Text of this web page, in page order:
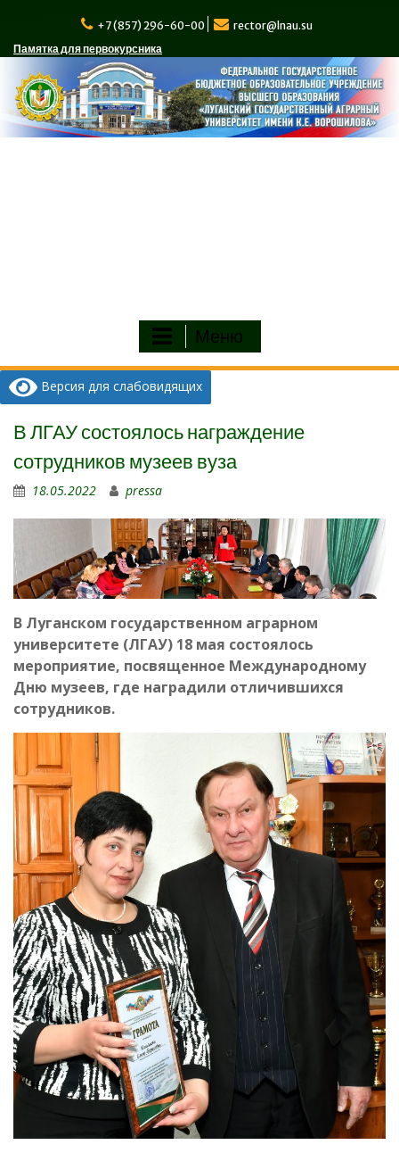
содержимому
+7 (857) 296-60-00
rector@lnau.su
Памятка для первокурсника
Меню
Версия для слабовидящих
В ЛГАУ состоялось награждение
сотрудников музеев вуза
18.05.2022 pressa
В Луганском государственном аграрном
университете (ЛГАУ) 18 мая состоялось
мероприятие, посвященное Международному
Дню музеев, где наградили отличившихся
сотрудников.